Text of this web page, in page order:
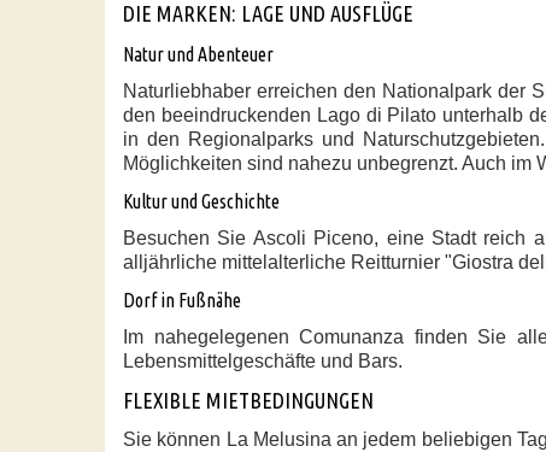
DIE MARKEN: LAGE UND AUSFLÜGE
Natur und Abenteuer
Naturliebhaber erreichen den Nationalpark der
den beeindruckenden Lago di Pilato unterhalb
in den Regionalparks und
Möglichkeiten sind nahezu unbegrenzt. Auch im
Kultur und Geschichte
Besuchen Sie Ascoli Piceno, eine Stadt reich
alljährliche mittelalterliche Reitturnier "Giostra
Dorf in Fußnähe
Im nahegelegenen Comunanza finden Sie
Lebensmittelgeschäfte und Bars.
FLEXIBLE MIETBEDINGUNGEN
Sie können La Melusina an jedem beliebigen